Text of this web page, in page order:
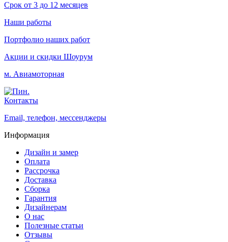
Срок от 3 до 12 месяцев
Наши работы
Портфолио наших работ
Акции и скидки Шоурум
м. Авиамоторная
Контакты
Email, телефон, мессенджеры
Информация
Дизайн и замер
Оплата
Рассрочка
Доставка
Сборка
Гарантия
Дизайнерам
О нас
Полезные статьи
Отзывы